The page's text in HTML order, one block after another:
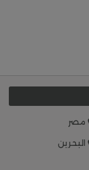
مصر
البحرين